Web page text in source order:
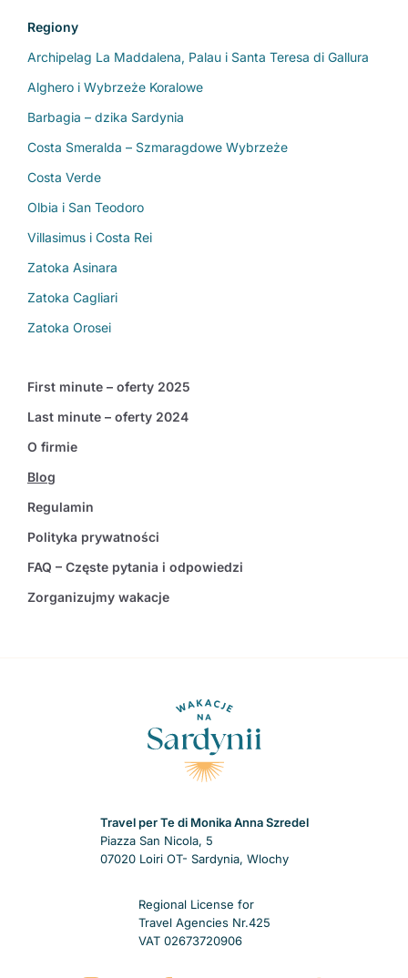
Regiony
Archipelag La Maddalena, Palau i Santa Teresa di Gallura
Alghero i Wybrzeże Koralowe
Barbagia – dzika Sardynia
Costa Smeralda – Szmaragdowe Wybrzeże
Costa Verde
Olbia i San Teodoro
Villasimus i Costa Rei
Zatoka Asinara
Zatoka Cagliari
Zatoka Orosei
First minute – oferty 2025
Last minute – oferty 2024
O firmie
Blog
Regulamin
Polityka prywatności
FAQ – Częste pytania i odpowiedzi
Zorganizujmy wakacje
Travel per Te di Monika Anna Szredel
Piazza San Nicola, 5
07020 Loiri OT- Sardynia, Wlochy
Regional License for
Travel Agencies Nr.425
VAT 02673720906